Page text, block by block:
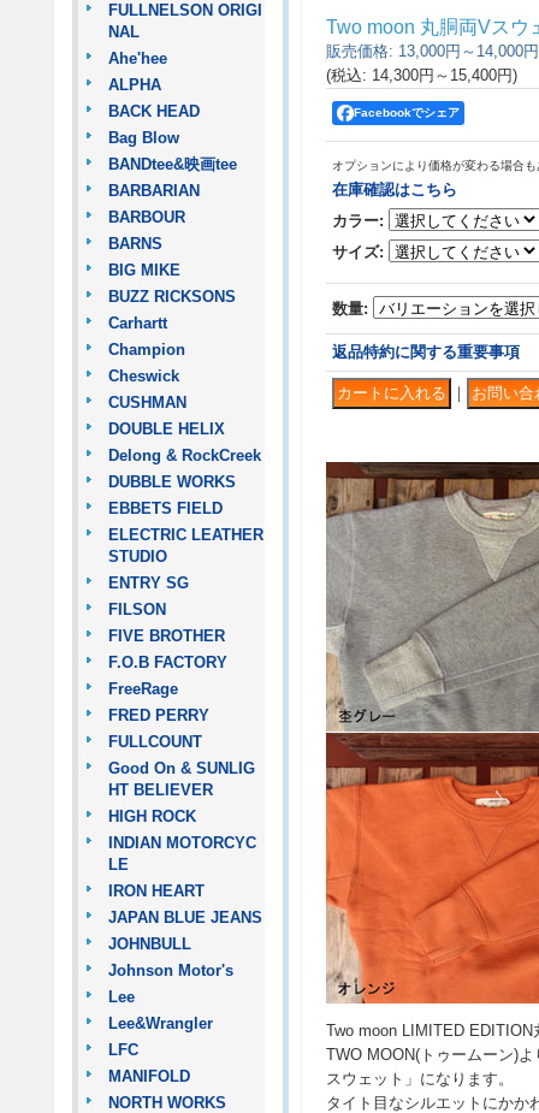
FULLNELSON ORIGI
NAL
Ahe'hee
ALPHA
BACK HEAD
Bag Blow
BANDtee&映画tee
BARBARIAN
BARBOUR
BARNS
BIG MIKE
BUZZ RICKSONS
Carhartt
Champion
Cheswick
CUSHMAN
DOUBLE HELIX
Delong & RockCreek
DUBBLE WORKS
EBBETS FIELD
ELECTRIC LEATHER
STUDIO
ENTRY SG
FILSON
FIVE BROTHER
F.O.B FACTORY
FreeRage
FRED PERRY
FULLCOUNT
Good On & SUNLIG
HT BELIEVER
HIGH ROCK
INDIAN MOTORCYC
LE
IRON HEART
JAPAN BLUE JEANS
JOHNBULL
Johnson Motor's
Lee
Lee&Wrangler
LFC
MANIFOLD
NORTH WORKS
Two moon 丸胴両Vスウ
販売価格: 13,000円～14,000円
(税込: 14,300円～15,400円)
Facebookでシェア
オプションにより価格が変わる場合
在庫確認はこちら
カラー:
サイズ:
数量:
返品特約に関する重要事項
｜
Two moon LIMITED EDITION
TWO MOON(トゥームーン)
スウェット」になります。
タイト目なシルエットにかか